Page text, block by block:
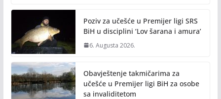
o
k
n
k
Poziv za učešće u Premijer ligi SRS
BiH u disciplini ‘Lov šarana i amura’
6. Augusta 2026.
Obavještenje takmičarima za
učešće u Premijer ligi BiH za osobe
sa invaliditetom